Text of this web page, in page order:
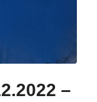
–